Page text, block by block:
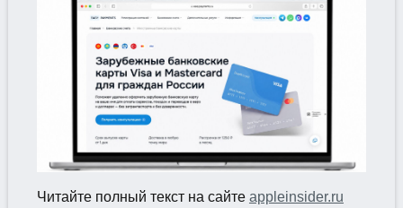
Читайте полный текст на сайте appleinsider.ru